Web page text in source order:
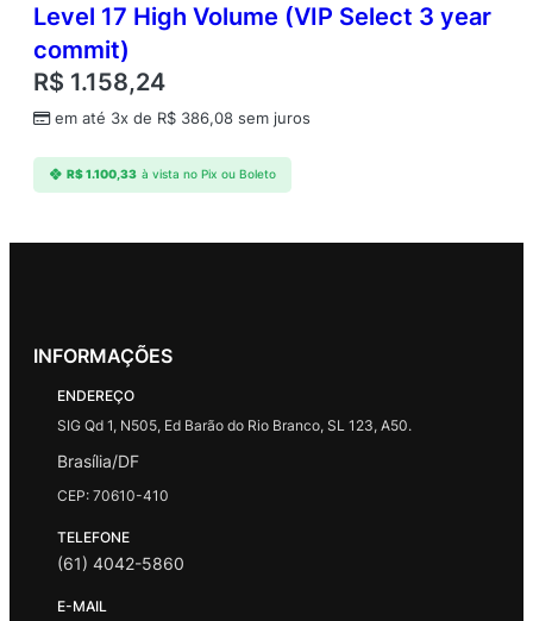
Level 17 High Volume (VIP Select 3 year
commit)
R$ 1.158,24
em até 3x de R$ 386,08 sem juros
R$1.100,33 à vista no Pix ou Boleto
INFORMAÇÕES
ENDEREÇO
SIG Qd 1, N505, Ed Barão do Rio Branco, SL 123, A50.
Brasília/DF
CEP: 70610-410
TELEFONE
(61) 4042-5860
E-MAIL